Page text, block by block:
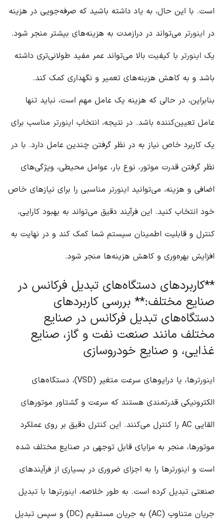
است. با این حال، به یاد داشته باشید که صرفه‌جویی در هزینه
در اینورتر می‌تواند در درازمدت به هزینه‌های بیشتر منجر شود.
یک اینورتر با کیفیت بالا می‌تواند عمر مفید طولانی‌تری داشته
باشد و به کاهش هزینه‌های تعمیر و نگهداری کمک کند.
بنابراین، در حالی که هزینه یک عامل مهم است، نباید تنها
عامل تعیین‌کننده باشد. در نتیجه، انتخاب اینورتر مناسب برای
یک کاربرد خاص نیاز به در نظر گرفتن چندین عامل دارد. با در
نظر گرفتن قدرت موتور، نوع بار، عوامل محیطی، ویژگی‌های
اضافی و هزینه، می‌توانید اینورتر مناسبی را برای نیازهای خاص
خود انتخاب کنید. این فرآیند دقیق می‌تواند به بهبود کارایی،
کنترل و قابلیت اطمینان سیستم شما کمک کند و در نهایت به
افزایش بهره‌وری و کاهش هزینه‌ها منجر شود.
**کاربردهای دستگاه‌های تبدیل فرکانس در
صنایع مختلف:** بررسی کاربردهای
دستگاه‌های تبدیل فرکانس در صنایع
مختلف مانند صنعت نفت و گاز، صنایع
غذایی، و صنایع خودروسازی
اینورتر
ها، یا درایوهای سرعت متغیر (VSD)، دستگاه‌های
الکترونیکی قدرتمندی هستند که سرعت و گشتاور موتورهای
القایی AC را کنترل می‌کنند. این کنترل دقیق بر روی عملکرد
موتورها، منجر به مزایای قابل توجهی در صنایع مختلف شده
است و اینورترها را به اجزای ضروری در بسیاری از فرآیندهای
صنعتی تبدیل کرده است. به طور خلاصه، اینورترها با تبدیل
جریان متناوب (AC) به جریان مستقیم (DC) و سپس تبدیل